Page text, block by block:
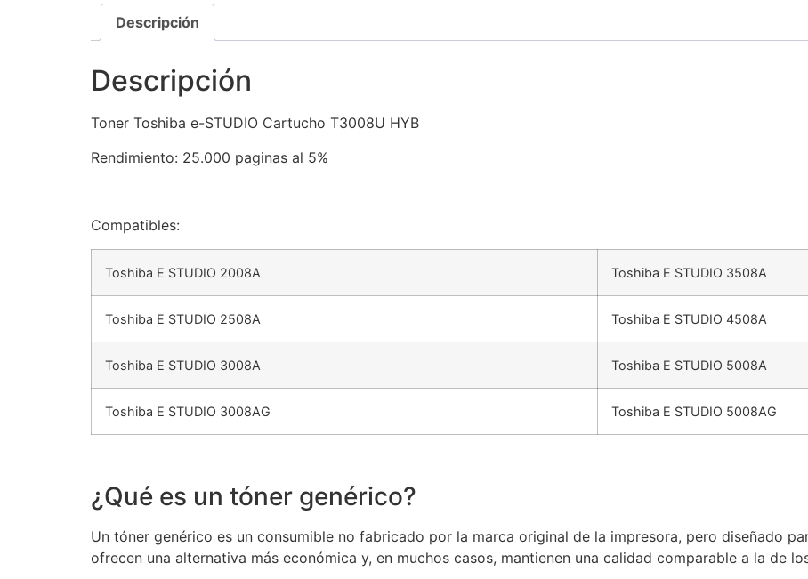
Descripción
Descripción
Toner Toshiba e-STUDIO Cartucho T3008U HYB
Rendimiento: 25.000 paginas al 5%
Compatibles:
Toshiba E STUDIO 2008A Toshiba E STUDIO 3508A
Toshiba E STUDIO 2508A Toshiba E STUDIO 4508A
Toshiba E STUDIO 3008A Toshiba E STUDIO 5008A
Toshiba E STUDIO 3008AG Toshiba E STUDIO 5008AG
¿Qué es un tóner genérico?
Un tóner genérico es un consumible no fabricado por la marca original de la impresora, pero diseñado
ofrecen una alternativa más económica y, en muchos casos, mantienen una calidad comparable a la de